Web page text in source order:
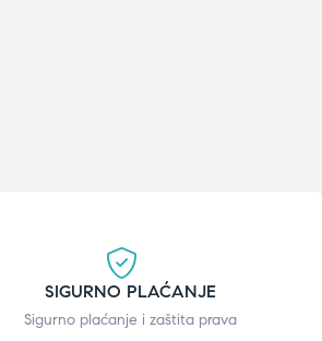
SIGURNO PLAĆANJE
Sigurno plaćanje i zaštita prava